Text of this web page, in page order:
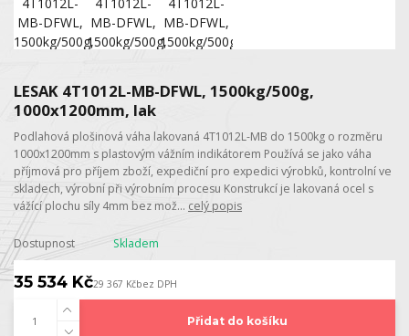
LESAK 4T1012L-MB-DFWL, 1500kg/500g,
1000x1200mm, lak
Podlahová plošinová váha lakovaná 4T1012L-MB do 1500kg o rozměru
1000x1200mm s plastovým vážním indikátorem Používá se jako váha
příjmová pro příjem zboží, expediční pro expedici výrobků, kontrolní ve
skladech, výrobní při výrobním procesu Konstrukcí je lakovaná ocel s
vážící plochu síly 4mm bez mož... celý popis
Dostupnost Skladem
35 534 Kč29 367 Kčbez DPH
Přidat do košíku